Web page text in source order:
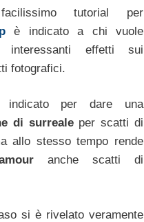
tutorial per
è indicato a chi vuole
interessanti effetti sui
fotografici.
indicato per dare una
di surreale per scatti di
allo stesso tempo rende
anche scatti di
si è rivelato veramente